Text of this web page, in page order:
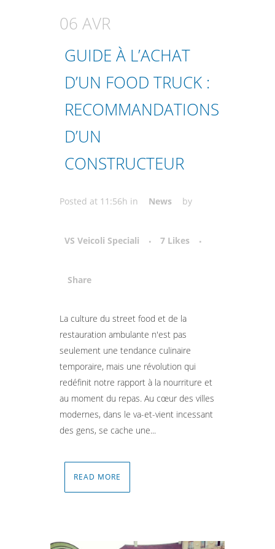
06 AVR
GUIDE À L’ACHAT
D’UN FOOD TRUCK :
RECOMMANDATIONS
D’UN
CONSTRUCTEUR
Posted at 11:56h in News by
VS Veicoli Speciali 7 Likes
Share
Attiva comando
La culture du street food et de la
restauration ambulante n'est pas
seulement une tendance culinaire
temporaire, mais une révolution qui
redéfinit notre rapport à la nourriture et
au moment du repas. Au cœur des villes
modernes, dans le va-et-vient incessant
des gens, se cache une...
READ MORE